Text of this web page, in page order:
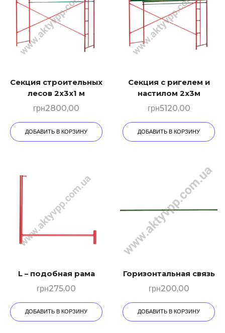
Секция строительных
лесов 2х3х1 м
грн2800,00
ДОБАВИТЬ В КОРЗИНУ
Секция с ригелем и
настилом 2х3м
грн5120,00
ДОБАВИТЬ В КОРЗИНУ
L – подобная рама
грн275,00
ДОБАВИТЬ В КОРЗИНУ
Горизонтальная связь
грн200,00
ДОБАВИТЬ В КОРЗИНУ